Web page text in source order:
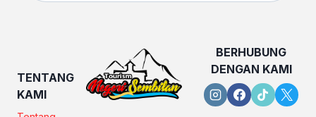
TENTANG
KAMI
BERHUBUNG
DENGAN KAMI